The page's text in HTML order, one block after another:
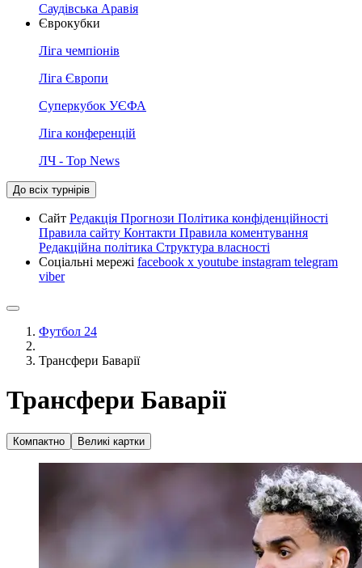
Саудівська Аравія
Єврокубки
Ліга чемпіонів
Ліга Європи
Суперкубок УЄФА
Ліга конференцій
ЛЧ - Top News
До всіх турнірів
Сайт Редакція Прогнози Політика конфіденційності
Правила сайту Контакти Правила коментування
Редакційна політика Структура власності
Соціальні мережі facebook x youtube instagram telegram
viber
Футбол 24
Трансфери Баварії
Трансфери Баварії
Компактно Великі картки